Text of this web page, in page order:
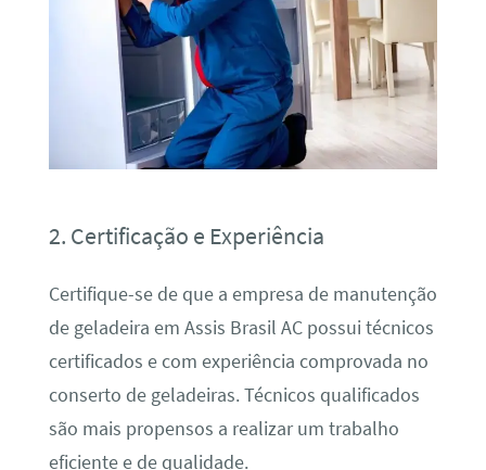
2. Certificação e Experiência
Certifique-se de que a empresa de manutenção
de geladeira em Assis Brasil AC possui técnicos
certificados e com experiência comprovada no
conserto de geladeiras. Técnicos qualificados
são mais propensos a realizar um trabalho
eficiente e de qualidade.